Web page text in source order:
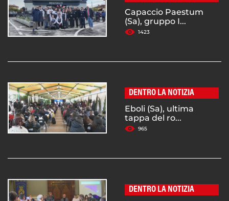
Capaccio Paestum
(Sa), gruppo I...
1423
DENTRO LA NOTIZIA
Eboli (Sa), ultima
tappa del ro...
965
DENTRO LA NOTIZIA